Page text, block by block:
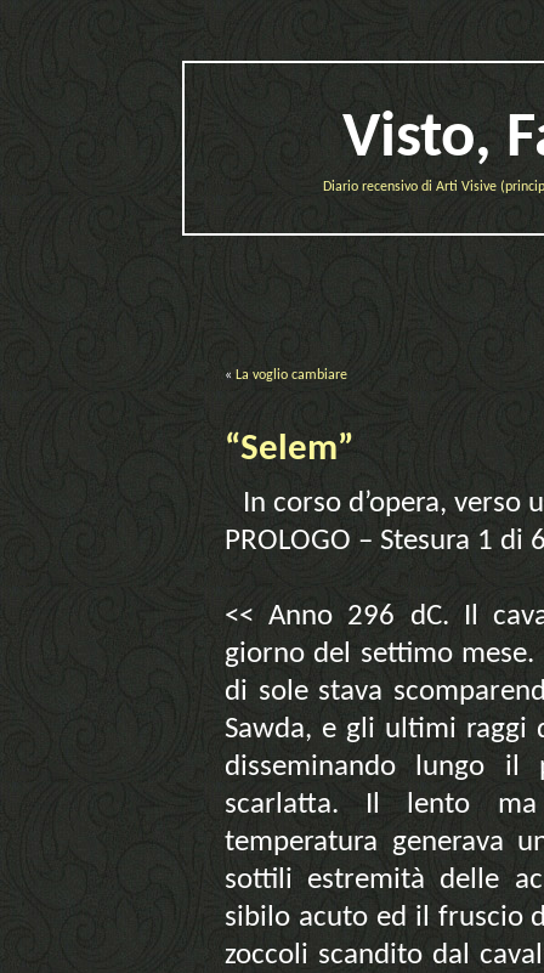
Visto,
Diario recensivo di Arti Visive
« La voglio cambiare
“Selem”
In corso d’opera,
PROLOGO – Stesura 1 di
<< Anno 296 dC. Il
giorno del settimo mese.
di sole stava
Sawda, e gli ultimi raggi
disseminando lungo il
scarlatta. Il lento ma
temperatura generava
sottili estremità delle
sibilo acuto ed il fruscio
zoccoli scandito dal